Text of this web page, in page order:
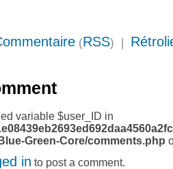
(RSS) |
variable $user_ID in
Green-Core/comments.php
in to post a comment.